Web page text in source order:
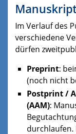
Im Verlauf des
verschiedene
dürfen
Preprint:
(noch nicht
Postprint /
(AAM):